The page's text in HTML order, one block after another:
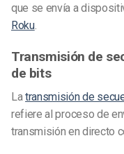
que se envía a
Roku.
Transmisión de
de bits
Latransmisión de
refiere al proceso de
transmisión en directo